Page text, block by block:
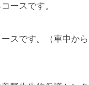
ースです。
スです。（車中から